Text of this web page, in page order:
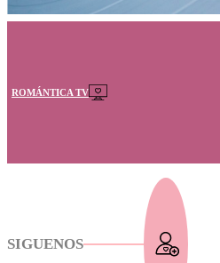
ROMÁNTICA TV
SIGUENOS